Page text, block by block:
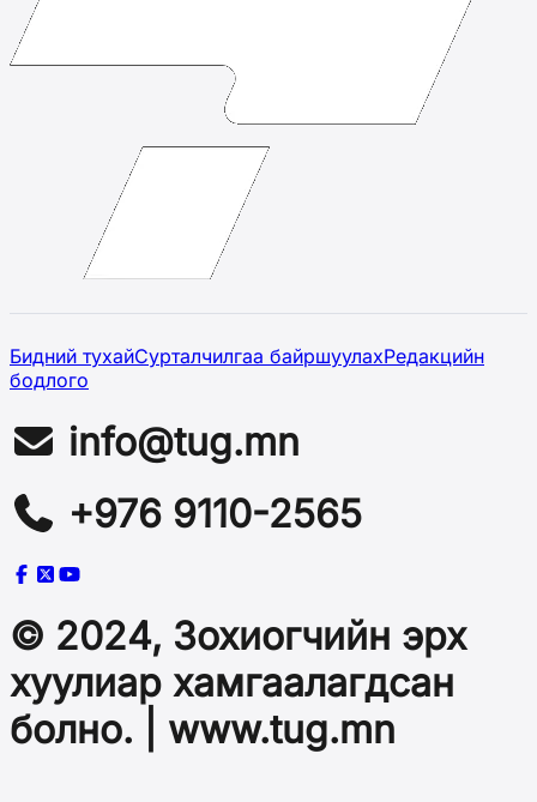
Бидний тухайСурталчилгаа байршуулахРедакцийн
бодлого
info@tug.mn
+976 9110-2565
© 2024, Зохиогчийн эрх
хуулиар хамгаалагдсан
болно. | www.tug.mn